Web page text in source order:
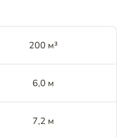
200 м³
6,0 м
7,2 м